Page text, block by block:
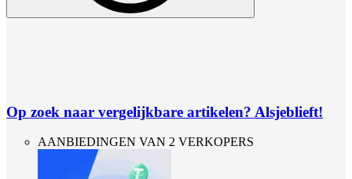
Op zoek naar vergelijkbare artikelen? Alsjeblieft!
AANBIEDINGEN VAN 2 VERKOPERS